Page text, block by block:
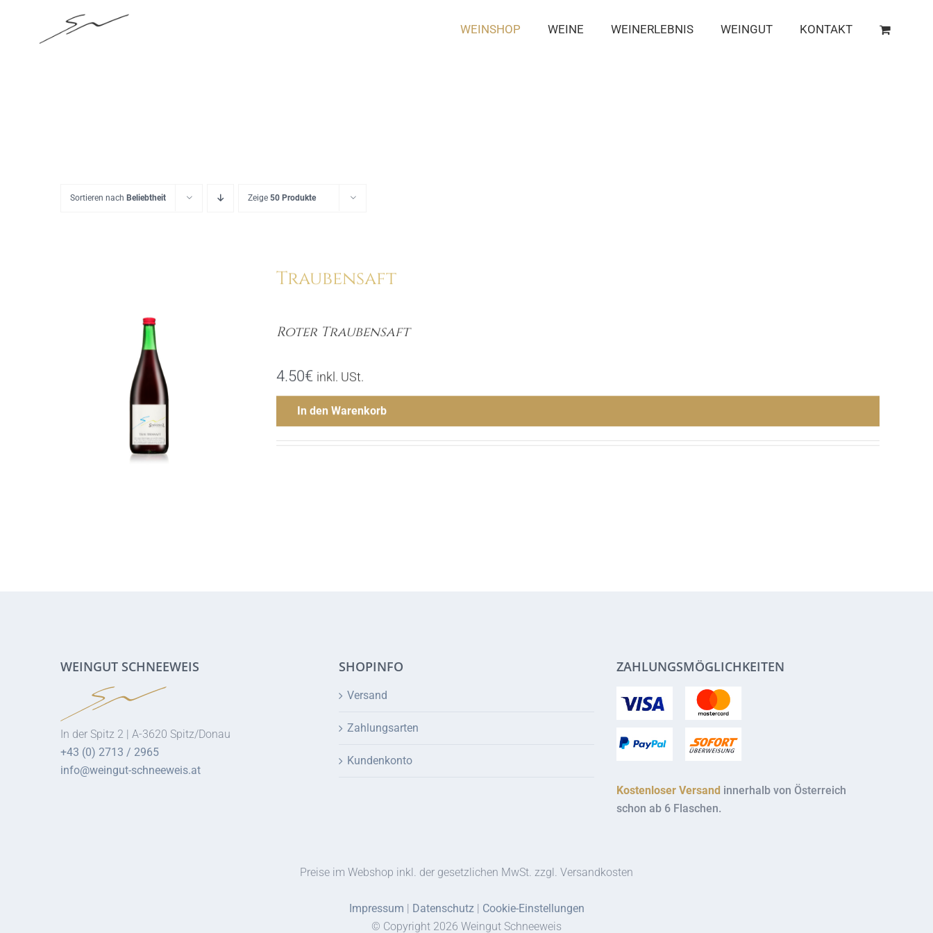
WEINSHOP WEINE WEINERLEBNIS WEINGUT KONTAKT
Sortieren nach Beliebtheit Zeige 50 Produkte
Traubensaft
Roter Traubensaft
4.50€ inkl. USt.
In den Warenkorb
WEINGUT SCHNEEWEIS
In der Spitz 2 | A-3620 Spitz/Donau
+43 (0) 2713 / 2965
info@weingut-schneeweis.at
SHOPINFO
Versand
Zahlungsarten
Kundenkonto
ZAHLUNGSMÖGLICHKEITEN
Kostenloser Versand innerhalb von Österreich
schon ab 6 Flaschen.
Preise im Webshop inkl. der gesetzlichen MwSt. zzgl. Versandkosten
Impressum | Datenschutz | Cookie-Einstellungen
© Copyright 2026 Weingut Schneeweis